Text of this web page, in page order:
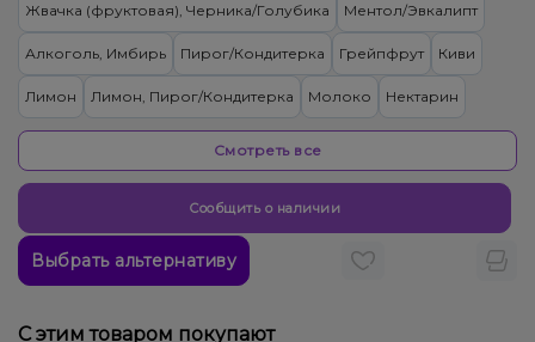
Жвачка (фруктовая), Черника/Голубика Ментол/Эвкалипт
Алкоголь, Имбирь Пирог/Кондитерка Грейпфрут Киви
Лимон Лимон, Пирог/Кондитерка Молоко Нектарин
Арбуз Земляника Банан, Лёд/Холодок
Лёд/Холодок, Черника/Голубика Грейпфрут, Лёд/Холодок
Смотреть все
Сообщить о наличии
Выбрать альтернативу
С этим товаром покупают